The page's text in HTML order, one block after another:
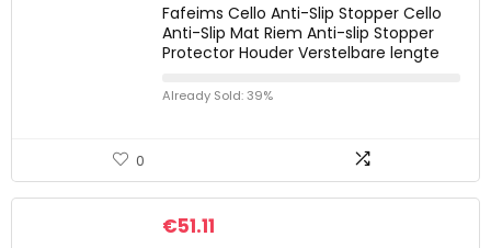
Fafeims Cello Anti-Slip Stopper Cello
Anti-Slip Mat Riem Anti-slip Stopper
Protector Houder Verstelbare lengte
Already Sold: 39%
0
€51.11